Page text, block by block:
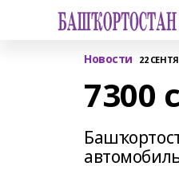
Новости 22
7300